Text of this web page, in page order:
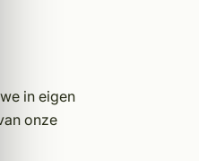
in eigen
onze